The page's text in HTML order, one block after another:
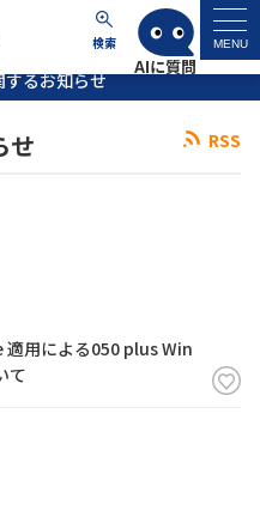
検索 MENU
ージ
るお知らせ
RSS
せ
適用による050 plus Win
て